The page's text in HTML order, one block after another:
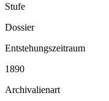
Stufe
Dossier
Entstehungszeitraum
1890
Archivalienart